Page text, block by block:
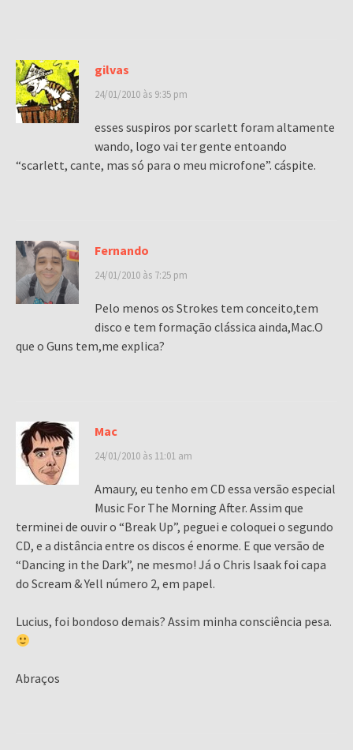
gilvas
24/01/2010 às 9:35 pm
esses suspiros por scarlett foram altamente
wando, logo vai ter gente entoando
“scarlett, cante, mas só para o meu microfone”. cáspite.
Fernando
24/01/2010 às 7:25 pm
Pelo menos os Strokes tem conceito,tem
disco e tem formação clássica ainda,Mac.O
que o Guns tem,me explica?
Mac
24/01/2010 às 11:01 am
Amaury, eu tenho em CD essa versão especial
Music For The Morning After. Assim que
terminei de ouvir o “Break Up”, peguei e coloquei o segundo
CD, e a distância entre os discos é enorme. E que versão de
“Dancing in the Dark”, ne mesmo! Já o Chris Isaak foi capa
do Scream & Yell número 2, em papel.
Lucius, foi bondoso demais? Assim minha consciência pesa.
Abraços